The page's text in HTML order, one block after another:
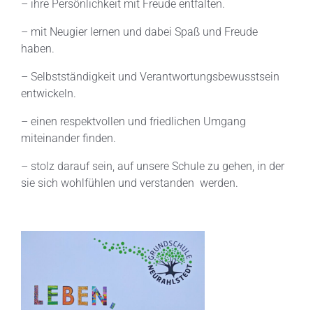
– ihre Persönlichkeit mit Freude entfalten.
– mit Neugier lernen und dabei Spaß und Freude
haben.
– Selbstständigkeit und Verantwortungsbewusstsein
entwickeln.
– einen respektvollen und friedlichen Umgang
miteinander finden.
– stolz darauf sein, auf unsere Schule zu gehen, in der
sie sich wohlfühlen und verstanden werden.